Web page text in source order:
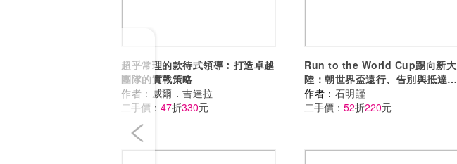
超乎常理的款待式領導︰打造卓越
團隊的實戰策略
作者： 威爾．吉達拉
二手價： 47折330元
Run to the World Cup踢向新大
陸：朝世界盃遠行、告別與抵達的
奇蹟故事
作者： 石明謹
二手價： 52折220元